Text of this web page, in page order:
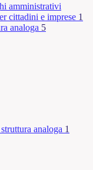
amministrativi
cittadini e imprese 1
analoga 5
analoga 1